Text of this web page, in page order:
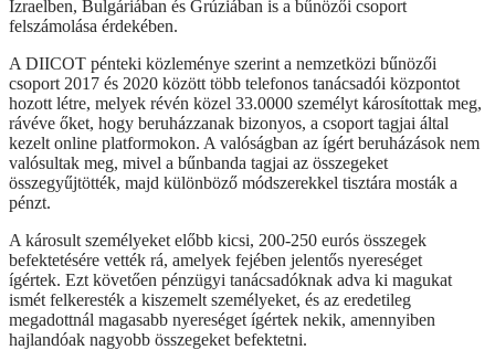
Izraelben, Bulgáriában és Grúziában is a bűnözői csoport
felszámolása érdekében.
A DIICOT pénteki közleménye szerint a nemzetközi bűnözői
csoport 2017 és 2020 között több telefonos tanácsadói központot
hozott létre, melyek révén közel 33.0000 személyt károsítottak meg,
rávéve őket, hogy beruházzanak bizonyos, a csoport tagjai által
kezelt online platformokon. A valóságban az ígért beruházások nem
valósultak meg, mivel a bűnbanda tagjai az összegeket
összegyűjtötték, majd különböző módszerekkel tisztára mosták a
pénzt.
A károsult személyeket előbb kicsi, 200-250 eurós összegek
befektetésére vették rá, amelyek fejében jelentős nyereséget
ígértek. Ezt követően pénzügyi tanácsadóknak adva ki magukat
ismét felkeresték a kiszemelt személyeket, és az eredetileg
megadottnál magasabb nyereséget ígértek nekik, amennyiben
hajlandóak nagyobb összegeket befektetni.